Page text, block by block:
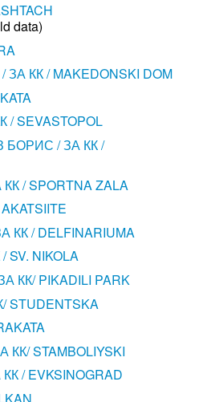
data)
КК / MAKEDONSKI DOM
SEVASTOPOL
/ ЗА КК /
/ SPORTNA ZALA
/ DELFINARIUMA
NIKOLA
КК/ PIKADILI PARK
STAMBOLIYSKI
/ EVKSINOGRAD